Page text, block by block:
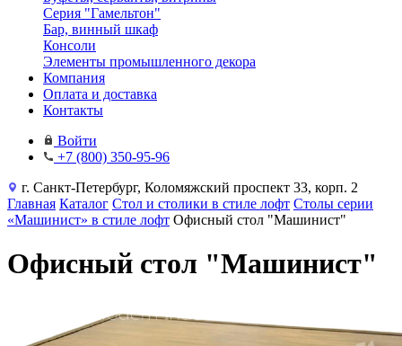
Серия "Гамельтон"
Бар, винный шкаф
Консоли
Элементы промышленного декора
Компания
Оплата и доставка
Контакты
Войти
+7 (800) 350-95-96
г. Санкт-Петербург, Коломяжский проспект 33, корп. 2
Главная Каталог Стол и столики в стиле лофт Столы серии
«Машинист» в стиле лофт Офисный стол "Машинист"
Офисный стол "Машинист"